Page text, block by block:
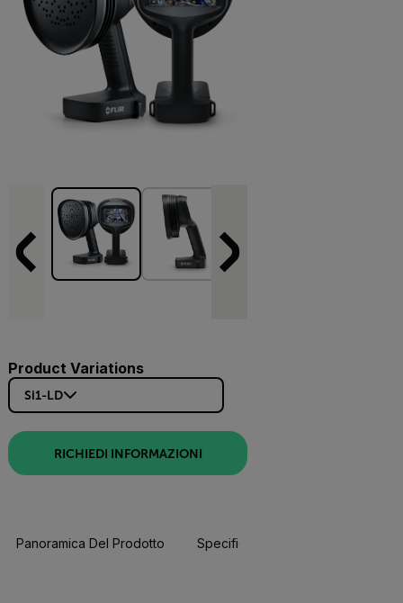
Product Variations
Si1-LD
RICHIEDI INFORMAZIONI
Panoramica Del Prodotto Specifiche